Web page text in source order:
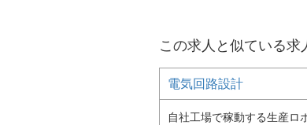
この求人と似ている求
電気回路設計
自社工場で稼動する生産ロ